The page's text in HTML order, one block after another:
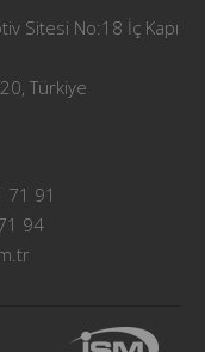
Sitesi No:18 İç Kapı
Türkiye
71 91
94